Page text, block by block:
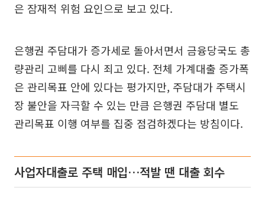
은 잠재적 위험 요인으로 보고 있다.
은행권 주담대가 증가세로 돌아서면서 금융당국도 총
량관리 고삐를 다시 죄고 있다. 전체 가계대출 증가폭
은 관리목표 안에 있다는 평가지만, 주담대가 주택시
장 불안을 자극할 수 있는 만큼 은행권 주담대 별도
관리목표 이행 여부를 집중 점검하겠다는 방침이다.
사업자대출로 주택 매입…적발 땐 대출 회수